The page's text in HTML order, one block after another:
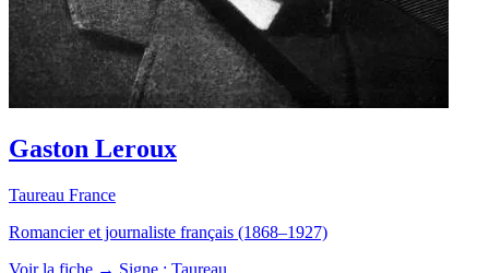
Gaston Leroux
Taureau France
Romancier et journaliste français (1868–1927)
Voir la fiche → Signe : Taureau